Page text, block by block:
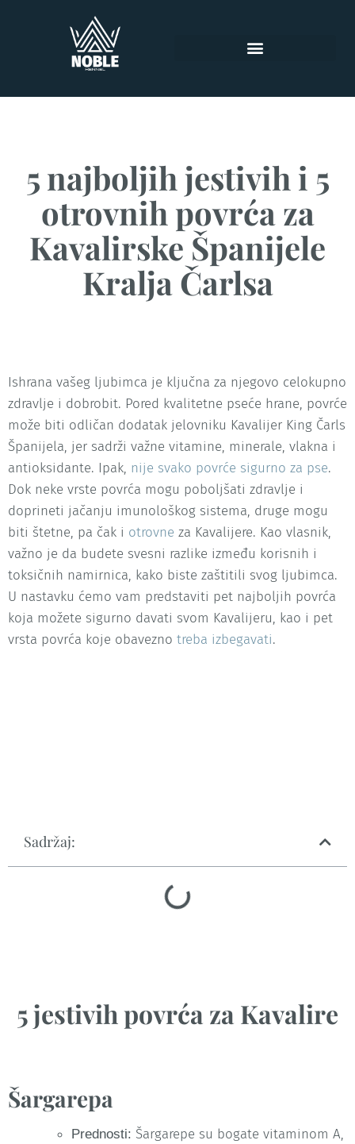
5 najboljih jestivih i 5
otrovnih povrća za
Kavalirske Španijele
Kralja Čarlsa
Ishrana vašeg ljubimca je ključna za njegovo celokupno
zdravlje i dobrobit. Pored kvalitetne pseće hrane, povrće
može biti odličan dodatak jelovniku Kavalijer King Čarls
Španijela, jer sadrži važne vitamine, minerale, vlakna i
antioksidante. Ipak, nije svako povrće sigurno za pse.
Dok neke vrste povrća mogu poboljšati zdravlje i
doprineti jačanju imunološkog sistema, druge mogu
biti štetne, pa čak i otrovne za Kavalijere. Kao vlasnik,
važno je da budete svesni razlike između korisnih i
toksičnih namirnica, kako biste zaštitili svog ljubimca.
U nastavku ćemo vam predstaviti pet najboljih povrća
koja možete sigurno davati svom Kavalijeru, kao i pet
vrsta povrća koje obavezno treba izbegavati.
Sadržaj:
5 jestivih povrća za Kavalire
Šargarepa
Prednosti: Šargarepe su bogate vitaminom A,